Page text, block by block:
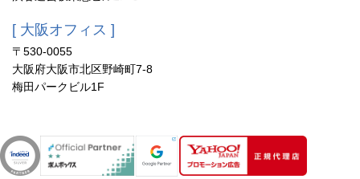
[ 大阪オフィス ]
〒530-0055
大阪府大阪市北区野崎町7-8
梅田パークビル1F